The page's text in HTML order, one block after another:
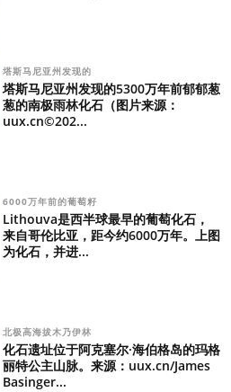
塔斯马尼亚州发现的
塔斯马尼亚州发现的5300万年前郁郁葱
葱的南极雨林化石（图片来源：
uux.cn©202...
6000万年前的葡萄籽
Lithouva是西半球最早的葡萄化石，
来自哥伦比亚，距今约6000万年。上图
为化石，并进...
北极高海拔木乃伊林
化石遗址位于阿克塞尔·海伯格岛的玛格
丽特公主山脉。来源：uux.cn/James
Basinger...